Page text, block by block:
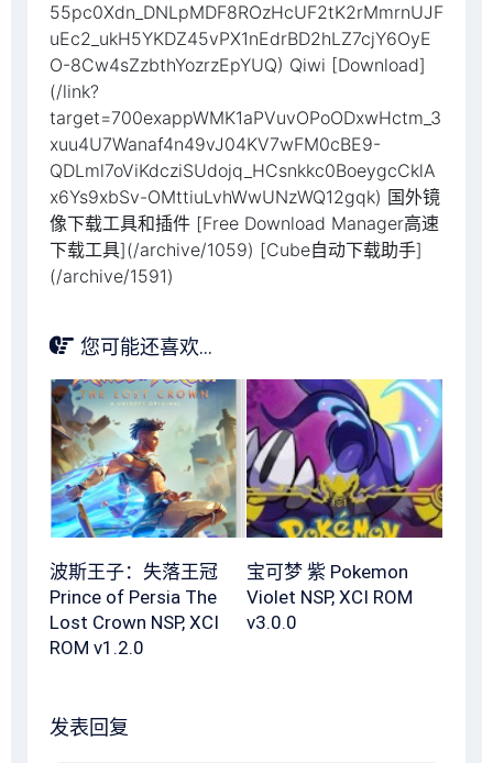
55pc0Xdn_DNLpMDF8ROzHcUF2tK2rMmrnUJF
uEc2_ukH5YKDZ45vPX1nEdrBD2hLZ7cjY6OyE
O-8Cw4sZzbthYozrzEpYUQ) Qiwi [Download]
(/link?
target=700exappWMK1aPVuvOPoODxwHctm_3
xuu4U7Wanaf4n49vJ04KV7wFM0cBE9-
QDLml7oViKdcziSUdojq_HCsnkkc0BoeygcCklA
x6Ys9xbSv-OMttiuLvhWwUNzWQ12gqk) 国外镜
像下载工具和插件 [Free Download Manager高速
下载工具](/archive/1059) [Cube自动下载助手]
(/archive/1591)
您可能还喜欢...
波斯王子：失落王冠
Prince of Persia The
Lost Crown NSP, XCI
ROM v1.2.0
宝可梦 紫 Pokemon
Violet NSP, XCI ROM
v3.0.0
发表回复